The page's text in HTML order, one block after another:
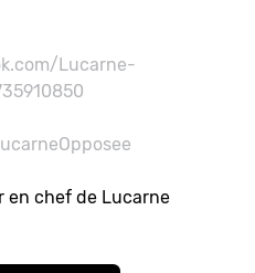
en chef de Lucarne